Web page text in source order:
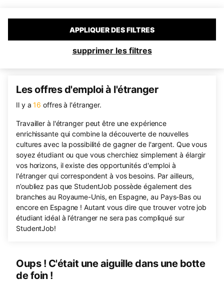
APPLIQUER DES FILTRES
supprimer les filtres
Les offres d'emploi à l'étranger
Il y a16 offres à l'étranger.
Travailler à l'étranger peut être une expérience
enrichissante qui combine la découverte de nouvelles
cultures avec la possibilité de gagner de l'argent. Que vous
soyez étudiant ou que vous cherchiez simplement à élargir
vos horizons, il existe des opportunités d'emploi à
l'étranger qui correspondent à vos besoins. Par ailleurs,
n’oubliez pas que StudentJob possède également des
branches au Royaume-Unis, en Espagne, au Pays-Bas ou
encore en Espagne ! Autant vous dire que trouver votre job
étudiant idéal à l’étranger ne sera pas compliqué sur
StudentJob!
Oups ! C'était une aiguille dans une botte
de foin !